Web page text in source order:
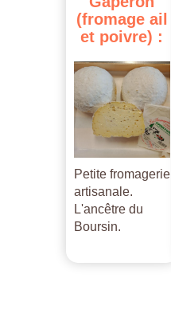
(fromage ail
et poivre) :
Petite fromagerie
artisanale.
L'ancêtre du
Boursin.